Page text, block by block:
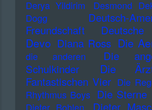
Derya Yildirim
Desmond
Dogg
Deutsch-
Freundschaft
Devo Diana Ross Die
die anderen
Die
Schulkinder
Die
Fantastischen Vier Die
Rhythmus Boys Die Sterne
Dieter Bohlen
Dieter